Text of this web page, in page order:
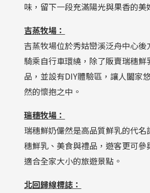
味，留下一段充滿陽光與果香的美
吉蒸牧場：
吉蒸牧場位於秀姑巒溪泛舟中心後
騎乘自行車環繞，除了販賣瑞穗鮮
品，並設有DIY體驗區，讓人闔家
然的懷抱之中。
瑞穗牧場：
瑞穗鮮奶儼然是高品質鮮乳的代名
穗鮮乳、美食與禮品，遊客更可參
適合全家大小的旅遊景點。
北回歸線標誌：